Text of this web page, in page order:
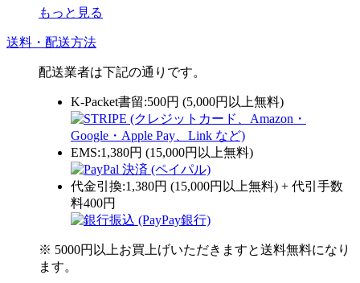
もっと見る
送料・配送方法
配送業者は下記の通りです。
K-Packet書留:500円 (5,000円以上無料)
EMS:1,380円 (15,000円以上無料)
代金引換:1,380円 (15,000円以上無料) + 代引手数
料400円
※ 5000円以上お買上げいただきますと送料無料になり
ます。